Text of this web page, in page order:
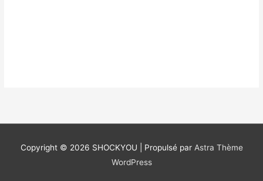
Copyright © 2026 SHOCKYOU | Propulsé par Astra Thème
WordPress